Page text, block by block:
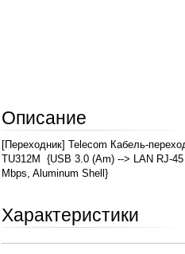
Описание
[Переходник] Telecom Кабель-
TU312M {USB 3.0 (Am) --> LAN RJ-
Mbps, Aluminum Shell}
Характеристики